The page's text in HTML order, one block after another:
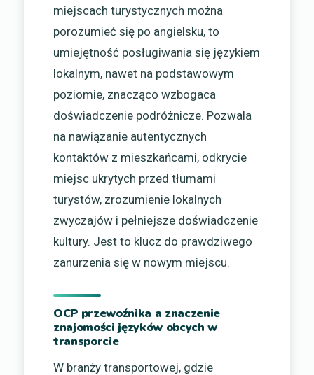
miejscach turystycznych można
porozumieć się po angielsku, to
umiejętność posługiwania się językiem
lokalnym, nawet na podstawowym
poziomie, znacząco wzbogaca
doświadczenie podróżnicze. Pozwala
na nawiązanie autentycznych
kontaktów z mieszkańcami, odkrycie
miejsc ukrytych przed tłumami
turystów, zrozumienie lokalnych
zwyczajów i pełniejsze doświadczenie
kultury. Jest to klucz do prawdziwego
zanurzenia się w nowym miejscu.
OCP przewoźnika a znaczenie
znajomości języków obcych w
transporcie
W branży transportowej, gdzie